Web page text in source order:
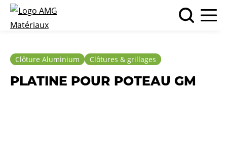
Clôture Aluminium Clôtures & grillages
PLATINE POUR POTEAU GM